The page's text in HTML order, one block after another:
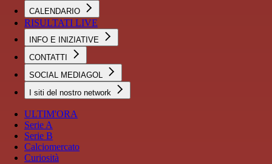
CALENDARIO
RISULTATI LIVE
INFO E INIZIATIVE
CONTATTI
SOCIAL MEDIAGOL
I siti del nostro network
ULTIM'ORA
Serie A
Serie B
Calciomercato
Curiosità